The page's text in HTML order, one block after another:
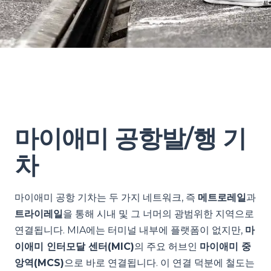
마이애미 공항발/행 기
차
마이애미 공항 기차는 두 가지 네트워크, 즉 메트로레일과
트라이레일을 통해 시내 및 그 너머의 광범위한 지역으로
연결됩니다. MIA에는 터미널 내부에 플랫폼이 없지만, 마
이애미 인터모달 센터(MIC)의 주요 허브인 마이애미 중
앙역(MCS)으로 바로 연결됩니다. 이 연결 덕분에 철도는